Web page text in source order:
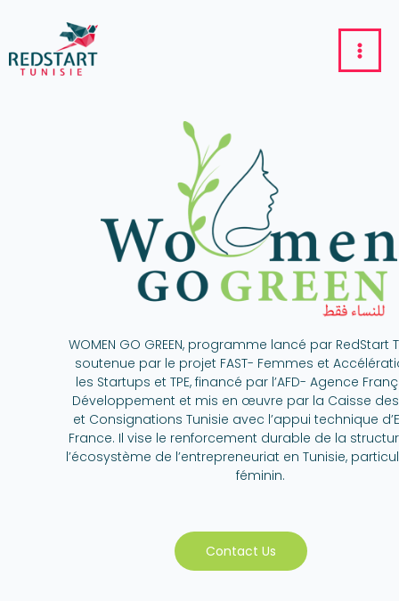
WOMEN GO GREEN, programme lancé par RedStart
soutenue par le projet FAST- Femmes et
les Startups et TPE, financé par l’AFD- Agence
Développement et mis en œuvre par la Caisse
et Consignations Tunisie avec l’appui technique
France. Il vise le renforcement durable de la
l’écosystème de l’entrepreneuriat en Tunisie,
féminin.
Contact Us